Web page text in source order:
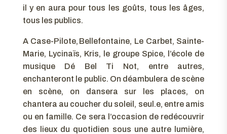
il y en aura pour tous les goûts, tous les âges,
tous les publics.
A Case-Pilote, Bellefontaine, Le Carbet, Sainte-
Marie, Lycinaïs, Kris, le groupe Spice, l’école de
musique Dé Bel Ti Not, entre autres,
enchanteront le public. On déambulera de scène
en scène, on dansera sur les places, on
chantera au coucher du soleil, seul.e, entre amis
ou en famille. Ce sera l’occasion de redécouvrir
des lieux du quotidien sous une autre lumière,